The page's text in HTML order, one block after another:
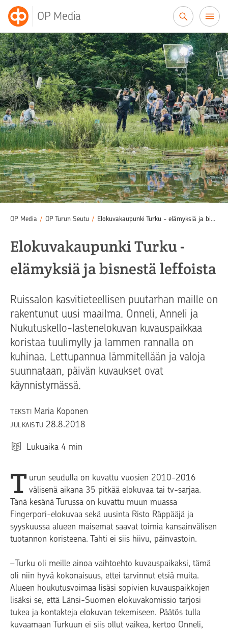
OP Media
OP Media / OP Turun Seutu / Elokuvakaupunki Turku - elämyksiä ja bisnestä leffoista
Elokuvakaupunki Turku -
elämyksiä ja bisnestä leffoista
Ruissalon kasvitieteellisen puutarhan maille on
rakentunut uusi maailma. Onneli, Anneli ja
Nukutuskello-lastenelokuvan kuvauspaikkaa
koristaa tuulimylly ja lammen rannalla on
kuhinaa. Lettupannua lämmitellään ja valoja
suunnataan, päivän kuvaukset ovat
käynnistymässä.
TEKSTI Maria Koponen
JULKAISTU 28.8.2018
Lukuaika 4 min
T urun seudulla on kuvattu vuosien 2010-2016
välisenä aikana 35 pitkää elokuvaa tai tv-sarjaa.
Tänä kesänä Turussa on kuvattu muun muassa
Fingerpori-elokuvaa sekä uusinta Risto Räppääjä ja
syyskuussa alueen maisemat saavat toimia kansainvälisen
tuotannon koristeena. Tahti ei siis hiivu, päinvastoin.
–Turku oli meille ainoa vaihtoehto kuvauspaikaksi, tämä
oli niin hyvä kokonaisuus, ettei tarvinnut etsiä muita.
Alueen houkutusvoimaa lisäsi sopivien kuvauspaikkojen
lisäksi se, että Länsi-Suomen elokuvakomissio tarjosi
tukea ja kontakteja elokuvan tekemiseen. Päätös tulla
kuvaamaan Turkuun ei siis ollut vaikea, kertoo Onneli,